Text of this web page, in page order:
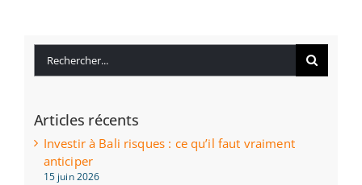
Rechercher:
Articles récents
Investir à Bali risques : ce qu’il faut vraiment
anticiper
15 juin 2026